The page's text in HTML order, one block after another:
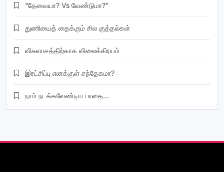
“தேவையா? Vs வேண்டுமா?”
துணியைத் தைக்கும் சில குத்தல்கள்
விசுவாசத்திற்காக விலைக்கிரயம்
இரட்சிப்பு எனக்குள் சந்தேகமா?
நாம் நடக்கவேண்டிய பாதை…